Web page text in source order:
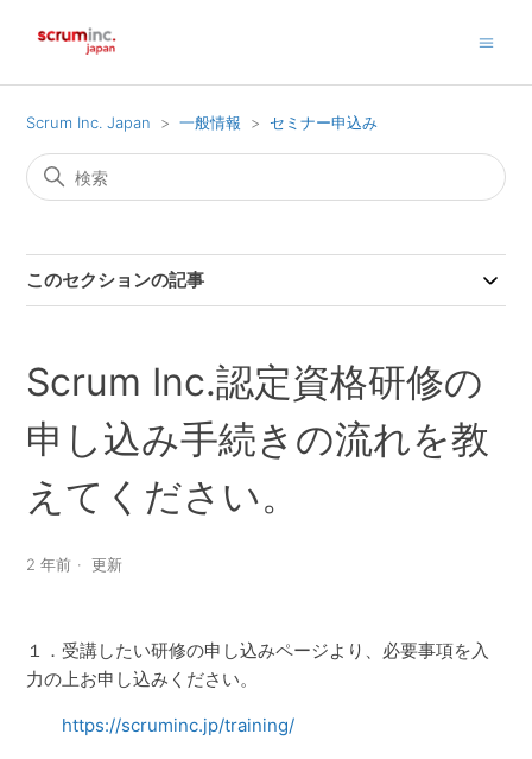
Scrum Inc. Japan 一般情報 セミナー申込み
このセクションの記事
Scrum Inc.認定資格研修の
申し込み手続きの流れを教
えてください。
2 年前 更新
１．受講したい研修の申し込みページより、必要事項を入
力の上お申し込みください。
https://scruminc.jp/training/